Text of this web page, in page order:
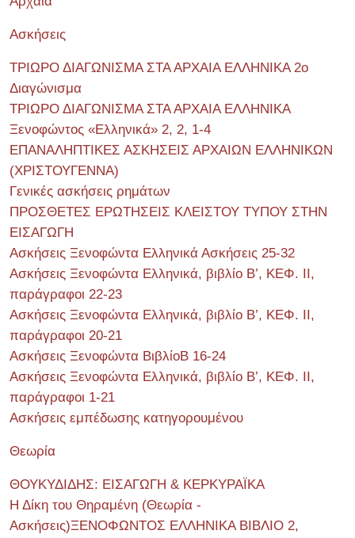
Ασκήσεις
ΤΡΙΩΡΟ ΔΙΑΓΩΝΙΣΜΑ ΣΤΑ ΑΡΧΑΙΑ ΕΛΛΗΝΙΚΑ 2o
Διαγώνισμα
ΤΡΙΩΡΟ ΔΙΑΓΩΝΙΣΜΑ ΣΤΑ ΑΡΧΑΙΑ ΕΛΛΗΝΙΚΑ
Ξενοφώντος «Ελληνικά» 2, 2, 1-4
ΕΠΑΝΑΛΗΠΤΙΚΕΣ ΑΣΚΗΣΕΙΣ ΑΡΧΑΙΩΝ ΕΛΛΗΝΙΚΩΝ
(ΧΡΙΣΤΟΥΓΕΝΝΑ)
Γενικές ασκήσεις ρημάτων
ΠΡΟΣΘΕΤΕΣ ΕΡΩΤΗΣΕΙΣ ΚΛΕΙΣΤΟΥ ΤΥΠΟΥ ΣΤΗΝ
ΕΙΣΑΓΩΓΗ
Ασκήσεις Ξενοφώντα Ελληνικά Ασκήσεις 25-32
Ασκήσεις Ξενοφώντα Ελληνικά, βιβλίο Β’, ΚΕΦ. II,
παράγραφοι 22-23
Ασκήσεις Ξενοφώντα Ελληνικά, βιβλίο Β’, ΚΕΦ. II,
παράγραφοι 20-21
Ασκήσεις Ξενοφώντα ΒιβλίοΒ 16-24
Ασκήσεις Ξενοφώντα Ελληνικά, βιβλίο Β’, ΚΕΦ. II,
παράγραφοι 1-21
Ασκήσεις εμπέδωσης κατηγορουμένου
Θεωρία
ΘΟΥΚΥΔΙΔΗΣ: ΕΙΣΑΓΩΓΗ & ΚΕΡΚΥΡΑΪΚΑ
Η Δίκη του Θηραμένη (Θεωρία -
Ασκήσεις)ΞΕΝΟΦΩΝΤΟΣ ΕΛΛΗΝΙΚΑ ΒΙΒΛΙΟ 2,